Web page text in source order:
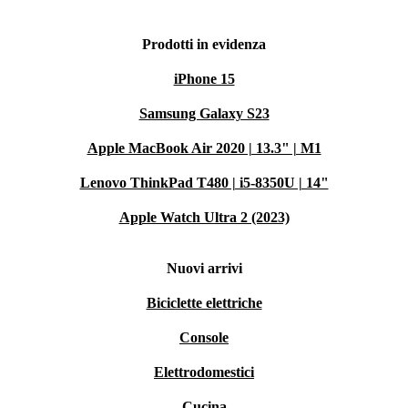
Prodotti in evidenza
iPhone 15
Samsung Galaxy S23
Apple MacBook Air 2020 | 13.3" | M1
Lenovo ThinkPad T480 | i5-8350U | 14"
Apple Watch Ultra 2 (2023)
Nuovi arrivi
Biciclette elettriche
Console
Elettrodomestici